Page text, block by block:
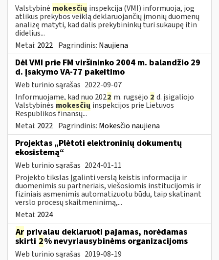
Valstybinė mokesčių inspekcija (VMI) informuoja, jog
atlikus prekybos veiklą deklaruojančių įmonių duomenų
analizę matyti, kad dalis prekybininkų turi sukaupę itin
didelius...
Metai: 2022 Pagrindinis: Naujiena
Dėl VMI prie FM viršininko 2004 m. balandžio 29
d. įsakymo VA-77 pakeitimo
Web turinio sąrašas 2022-09-07
Informuojame, kad nuo 2022 m. rugsėjo 2 d. įsigaliojo
Valstybinės mokesčių inspekcijos prie Lietuvos
Respublikos finansų...
Metai: 2022 Pagrindinis: Mokesčio naujiena
Projektas „Plėtoti elektroninių dokumentų
ekosistemą“
Web turinio sąrašas 2024-01-11
Projekto tikslas Įgalinti verslą keistis informacija ir
duomenimis su partneriais, viešosiomis institucijomis ir
fiziniais asmenimis automatizuotu būdu, taip skatinant
verslo procesų skaitmeninimą,...
Metai: 2024
Ar privalau deklaruoti pajamas, norėdamas
skirti 2% nevyriausybinėms organizacijoms
Web turinio sąrašas 2019-08-19